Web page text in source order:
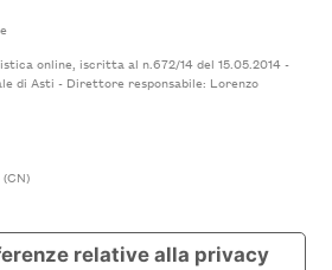
online, iscritta al n.672/14 del 15.05.2014 -
di Asti - Direttore responsabile: Lorenzo
relative alla privacy